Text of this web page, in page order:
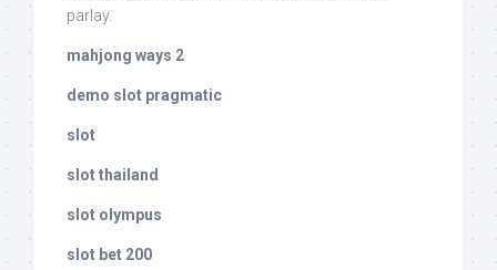
parlay.
mahjong ways 2
demo slot pragmatic
slot
slot thailand
slot olympus
slot bet 200